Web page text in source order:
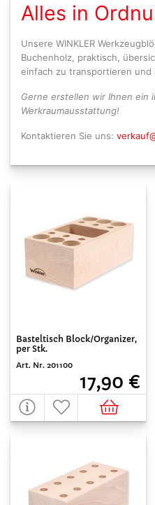
Alles in
Unsere WINKLER
Buchenholz, praktisch,
einfach zu transportieren und
Gerne erstellen wir Ihnen ein
Werkraumausstattung!
Kontaktieren Sie uns:
Basteltisch Block/Organizer,
per Stk.
Art. Nr. 201100
17,90 €